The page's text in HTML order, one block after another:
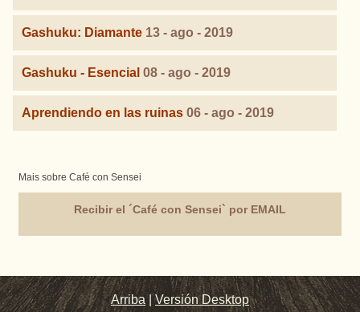
Gashuku: Diamante 13 - ago - 2019
Gashuku - Esencial 08 - ago - 2019
Aprendiendo en las ruinas 06 - ago - 2019
Mais sobre Café con Sensei
Recibir el ´Café con Sensei` por EMAIL
Arriba |Versión Desktop